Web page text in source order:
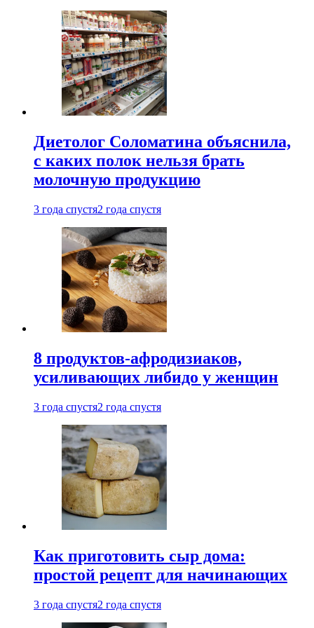
Диетолог Соломатина объяснила,
с каких полок нельзя брать
молочную продукцию
3 года спустя2 года спустя
8 продуктов-афродизиаков,
усиливающих либидо у женщин
3 года спустя2 года спустя
Как приготовить сыр дома:
простой рецепт для начинающих
3 года спустя2 года спустя